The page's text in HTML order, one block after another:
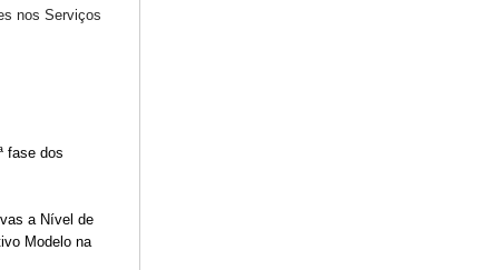
nos Serviços
fase dos
a Nível de
Modelo na